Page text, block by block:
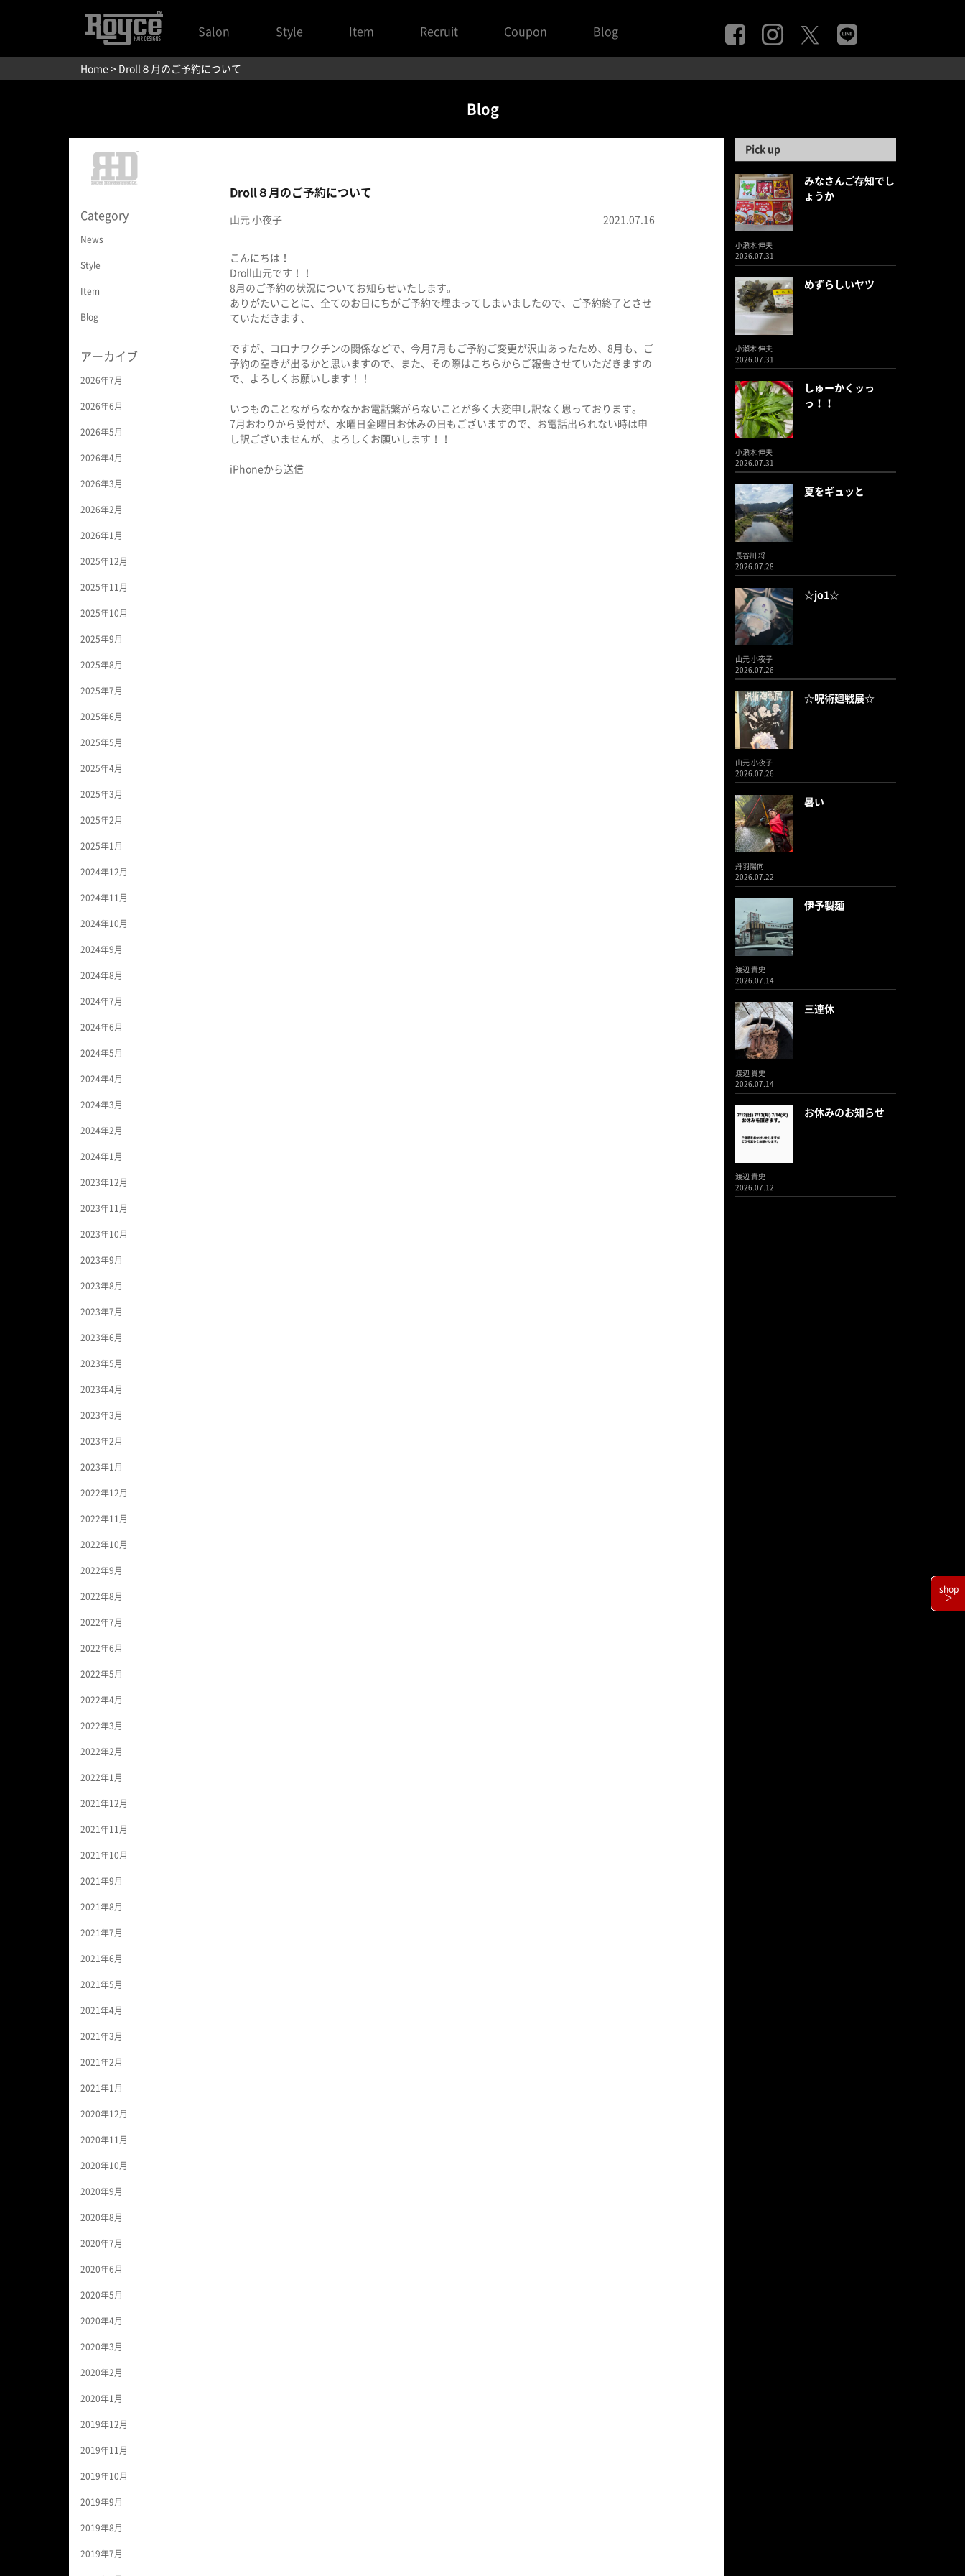
Salon Style Item Recruit Coupon Blog
Home > Droll８月のご予約について
Blog
Category
News
Style
Item
Blog
アーカイブ
2026年7月
2026年6月
2026年5月
2026年4月
2026年3月
2026年2月
2026年1月
2025年12月
2025年11月
2025年10月
2025年9月
2025年8月
2025年7月
2025年6月
2025年5月
2025年4月
2025年3月
2025年2月
2025年1月
2024年12月
2024年11月
2024年10月
2024年9月
2024年8月
2024年7月
2024年6月
2024年5月
2024年4月
2024年3月
2024年2月
2024年1月
2023年12月
2023年11月
2023年10月
2023年9月
2023年8月
2023年7月
2023年6月
2023年5月
2023年4月
2023年3月
2023年2月
2023年1月
2022年12月
2022年11月
2022年10月
2022年9月
2022年8月
2022年7月
2022年6月
2022年5月
2022年4月
2022年3月
2022年2月
2022年1月
2021年12月
2021年11月
2021年10月
2021年9月
2021年8月
2021年7月
2021年6月
2021年5月
2021年4月
2021年3月
2021年2月
2021年1月
2020年12月
2020年11月
2020年10月
2020年9月
2020年8月
2020年7月
2020年6月
2020年5月
2020年4月
2020年3月
2020年2月
2020年1月
2019年12月
2019年11月
2019年10月
2019年9月
2019年8月
2019年7月
Droll８月のご予約について
山元 小夜子 2021.07.16
こんにちは！
Droll山元です！！
8月のご予約の状況についてお知らせいたします。
ありがたいことに、全てのお日にちがご予約で埋まってしまいましたので、ご予約終了とさせ
ていただきます、
ですが、コロナワクチンの関係などで、今月7月もご予約ご変更が沢山あったため、8月も、ご
予約の空きが出るかと思いますので、また、その際はこちらからご報告させていただきますの
で、よろしくお願いします！！
いつものことながらなかなかお電話繋がらないことが多く大変申し訳なく思っております。
7月おわりから受付が、水曜日金曜日お休みの日もございますので、お電話出られない時は申
し訳ございませんが、よろしくお願いします！！
iPhoneから送信
Pick up
みなさんご存知でし
ょうか
小瀬木 伸夫
2026.07.31
めずらしいヤツ
小瀬木 伸夫
2026.07.31
しゅーかくッっ
っ！！
小瀬木 伸夫
2026.07.31
夏をギュッと
長谷川 将
2026.07.28
☆jo1☆
山元 小夜子
2026.07.26
☆呪術廻戦展☆
山元 小夜子
2026.07.26
暑い
丹羽陽向
2026.07.22
伊予製麺
渡辺 貴史
2026.07.14
三連休
渡辺 貴史
2026.07.14
お休みのお知らせ
渡辺 貴史
2026.07.12
shop
＞